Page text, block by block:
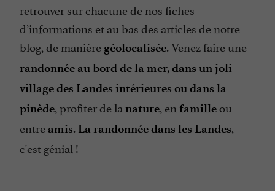
retrouver sur chacune de nos fiches
d’informations et au bas des articles de notre
blog, de manière géolocalisée. Venez faire une
randonnée au bord de la mer, dans un joli
village des Landes intérieures ou dans la
pinède, profiter de la nature, en famille ou
entre amis. La randonnée dans les Landes,
c'est génial !